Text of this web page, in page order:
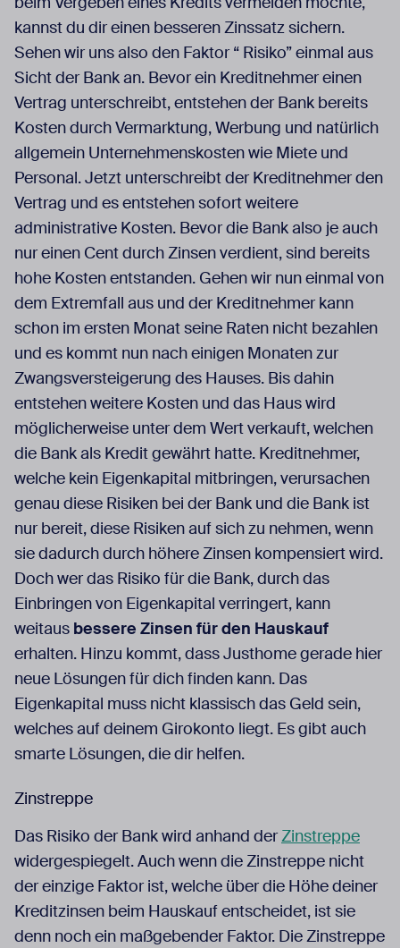
kannst du dir einen besseren Zinssatz sichern.
Sehen wir uns also den Faktor “ Risiko” einmal aus
Sicht der Bank an. Bevor ein Kreditnehmer einen
Vertrag unterschreibt, entstehen der Bank bereits
Kosten durch Vermarktung, Werbung und natürlich
allgemein Unternehmenskosten wie Miete und
Personal. Jetzt unterschreibt der Kreditnehmer den
Vertrag und es entstehen sofort weitere
administrative Kosten. Bevor die Bank also je auch
nur einen Cent durch Zinsen verdient, sind bereits
hohe Kosten entstanden. Gehen wir nun einmal von
dem Extremfall aus und der Kreditnehmer kann
schon im ersten Monat seine Raten nicht bezahlen
und es kommt nun nach einigen Monaten zur
Zwangsversteigerung des Hauses. Bis dahin
entstehen weitere Kosten und das Haus wird
möglicherweise unter dem Wert verkauft, welchen
die Bank als Kredit gewährt hatte. Kreditnehmer,
welche kein Eigenkapital mitbringen, verursachen
genau diese Risiken bei der Bank und die Bank ist
nur bereit, diese Risiken auf sich zu nehmen, wenn
sie dadurch durch höhere Zinsen kompensiert wird.
Doch wer das Risiko für die Bank, durch das
Einbringen von Eigenkapital verringert, kann
weitaus bessere Zinsen für den Hauskauf
erhalten. Hinzu kommt, dass Justhome gerade hier
neue Lösungen für dich finden kann. Das
Eigenkapital muss nicht klassisch das Geld sein,
welches auf deinem Girokonto liegt. Es gibt auch
smarte Lösungen, die dir helfen.
Zinstreppe
Das Risiko der Bank wird anhand derZinstreppe
widergespiegelt. Auch wenn die Zinstreppe nicht
der einzige Faktor ist, welche über die Höhe deiner
Kreditzinsen beim Hauskauf entscheidet, ist sie
denn noch ein maßgebender Faktor. Die Zinstreppe